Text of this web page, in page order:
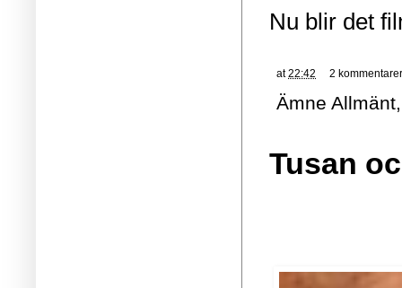
Nu blir det
at22:42 2
Ämne Allmänt
Tusan